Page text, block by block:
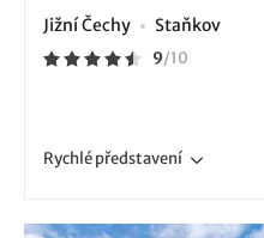
Jižní Čechy Staňkov
9/10
Rychlépředstavení